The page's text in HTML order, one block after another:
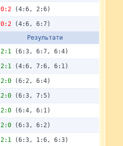
0:2(4:6, 2:6)
0:2(4:6, 6:7)
Результати
2:1(6:3, 6:7, 6:4)
2:1(4:6, 7:6, 6:1)
2:0(6:2, 6:4)
2:0(6:3, 7:5)
2:0(6:4, 6:1)
2:0(6:3, 6:2)
2:1(6:3, 1:6, 6:3)